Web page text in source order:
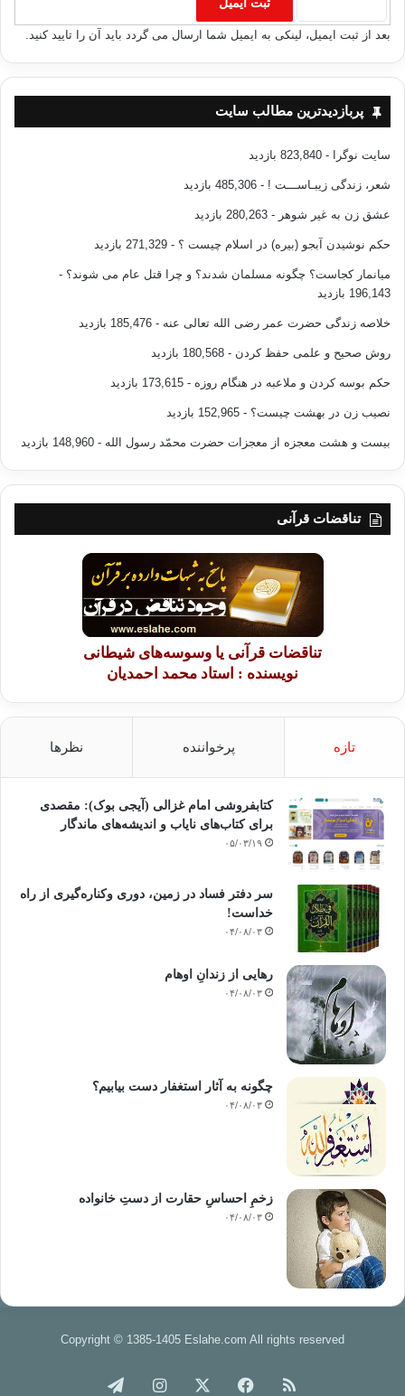
بعد از ثبت ایمیل، لینکی به ایمیل شما ارسال می گردد باید آن را تایید کنید.
پربازدیدترین مطالب سایت
سایت نوگرا - 823,840 بازدید
شعر، زندگی زیبـاســـت ! - 485,306 بازدید
عشق زن به غیر شوهر - 280,263 بازدید
حکم نوشیدن آبجو (بیره) در اسلام چیست ؟ - 271,329 بازدید
میانمار کجاست؟ چگونه مسلمان شدند؟ و چرا قتل عام می شوند؟ -
196,143 بازدید
خلاصه زندگی حضرت عمر رضی الله تعالی عنه - 185,476 بازدید
روش صحیح و علمی حفظ کردن - 180,568 بازدید
حکم بوسه کردن و ملاعبه در هنگام روزه - 173,615 بازدید
نصیب زن در بهشت چیست؟ - 152,965 بازدید
بیست و هشت معجزه از معجزات حضرت محمّد رسول الله - 148,960 بازدید
تناقضات قرآنی
تناقضات قرآنی یا وسوسه‌های شیطانی
نویسنده : استاد محمد احمدیان
تازه پرخواننده نظرها
کتابفروشی امام غزالی (آیجی بوک): مقصدی
برای کتاب‌های نایاب و اندیشه‌های ماندگار
۰۵/۰۳/۱۹
سر دفتر فساد در زمین‌، دوری وکناره‌گیری از راه
خداست‌!
۰۴/۰۸/۰۳
رهایی از زندانِ اوهام
۰۴/۰۸/۰۳
چگونه به آثار استغفار دست بیابیم؟
۰۴/۰۸/۰۳
زخمِ احساسِ حقارت از دستِ خانواده
۰۴/۰۸/۰۳
Copyright © 1385-1405 Eslahe.com All rights reserved
خوراک فیس اینستاگرام